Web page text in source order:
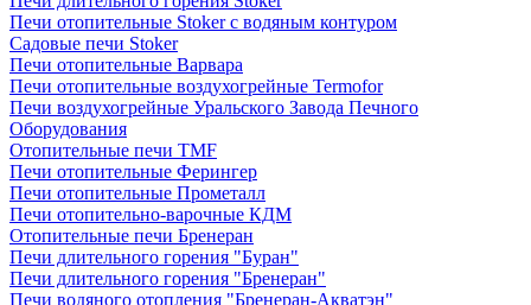
Печи отопительные Stoker с водяным контуром
Садовые печи Stoker
Печи отопительные Варвара
Печи отопительные воздухогрейные Termofor
Печи воздухогрейные Уральского Завода Печного
Оборудования
Отопительные печи TMF
Печи отопительные Ферингер
Печи отопительные Прометалл
Печи отопительно-варочные КДМ
Отопительные печи Бренеран
Печи длительного горения "Буран"
Печи длительного горения "Бренеран"
Печи водяного отопления "Бренеран-Акватэн"